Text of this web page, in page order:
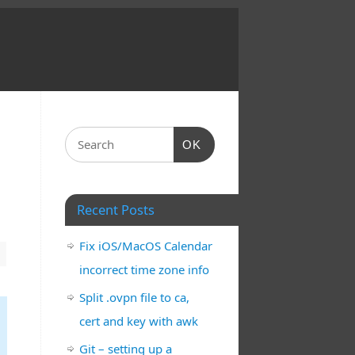
OK
Recent Posts
Fix iOS/MacOS Calendar
incorrect time zone info
Split .ovpn file to ca,
cert and key with awk
Git – setting up a